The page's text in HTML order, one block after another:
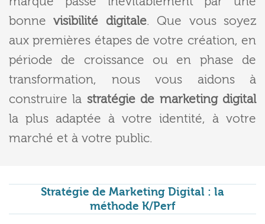
bonnevisibilité digitale. Que vous soyez
aux premières étapes de votre création, en
période de croissance ou en phase de
transformation, nous vous aidons à
construire la stratégie de marketing digital
la plus adaptée à votre identité, à votre
marché et à votre public.
Stratégie de Marketing Digital : la
méthode K/Perf